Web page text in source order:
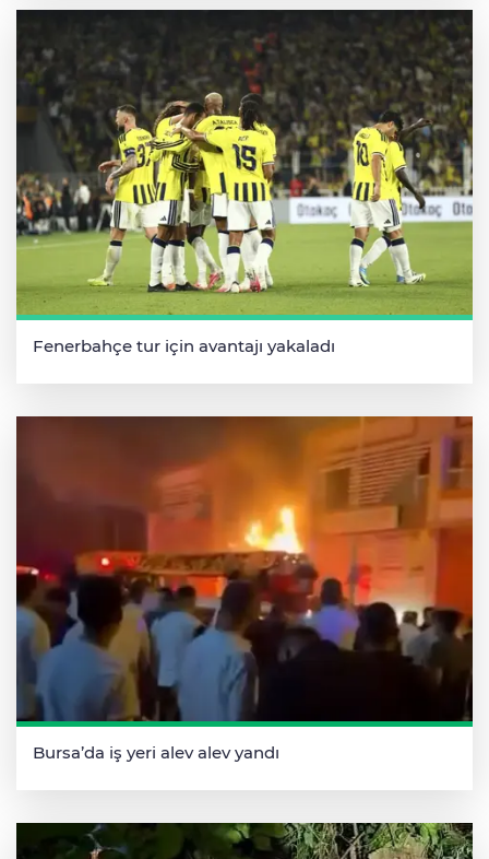
Fenerbahçe tur için avantajı yakaladı
Bursa’da iş yeri alev alev yandı